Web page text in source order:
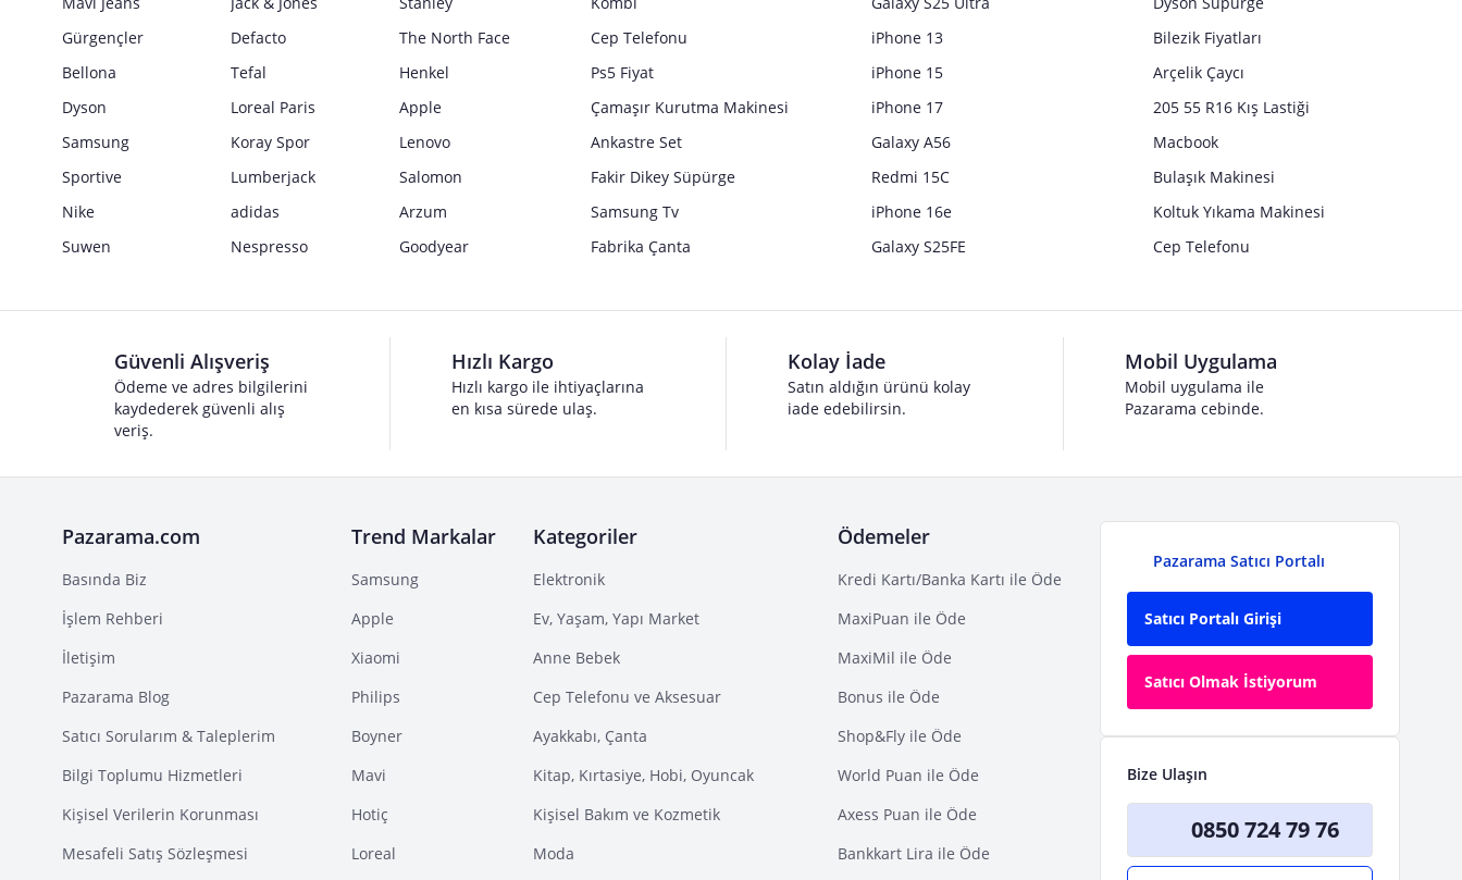
Gürgençler
Defacto
The North Face
Bellona
Tefal
Henkel
Dyson
Loreal Paris
Apple
Samsung
Koray Spor
Lenovo
Sportive
Lumberjack
Salomon
Nike
adidas
Arzum
Suwen
Nespresso Goodyear
Cep Telefonu
Ps5 Fiyat
Çamaşır Kurutma Makinesi
Ankastre Set
Fakir Dikey Süpürge
Samsung Tv
Fabrika Çanta
iPhone 13
iPhone 15
iPhone 17
Galaxy A56
Redmi 15C
iPhone 16e
Galaxy S25FE
Bilezik Fiyatları
Arçelik Çaycı
205 55 R16 Kış Lastiği
Macbook
Bulaşık Makinesi
Koltuk Yıkama Makinesi
Cep Telefonu
Güvenli Alışveriş
Ödeme ve adres bilgilerini
kaydederek güvenli alış
veriş.
Hızlı Kargo
Hızlı kargo ile ihtiyaçlarına
en kısa sürede ulaş.
Kolay İade
Satın aldığın ürünü kolay
iade edebilirsin.
Mobil Uygulama
Mobil uygulama ile
Pazarama cebinde.
Pazarama.com
Basında Biz
İşlem Rehberi
İletişim
Pazarama Blog
Satıcı Sorularım & Taleplerim
Bilgi Toplumu Hizmetleri
Kişisel Verilerin Korunması
Mesafeli Satış Sözleşmesi
Trend Markalar
Samsung
Apple
Xiaomi
Philips
Boyner
Mavi
Hotiç
Loreal
Kategoriler
Elektronik
Ev, Yaşam, Yapı Market
Anne Bebek
Cep Telefonu ve Aksesuar
Ayakkabı, Çanta
Kitap, Kırtasiye, Hobi, Oyuncak
Kişisel Bakım ve Kozmetik
Moda
Ödemeler
Kredi Kartı/Banka Kartı ile Öde
MaxiPuan ile Öde
MaxiMil ile Öde
Bonus ile Öde
Shop&Fly ile Öde
World Puan ile Öde
Axess Puan ile Öde
Bankkart Lira ile Öde
Pazarama Satıcı Portalı
Satıcı Portalı Girişi
Satıcı Olmak İstiyorum
Bize Ulaşın
0850 724 79 76